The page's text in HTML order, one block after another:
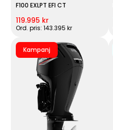
F100 EXLPT EFI CT
119.995 kr
Ord. pris: 143.395 kr
Kampanj